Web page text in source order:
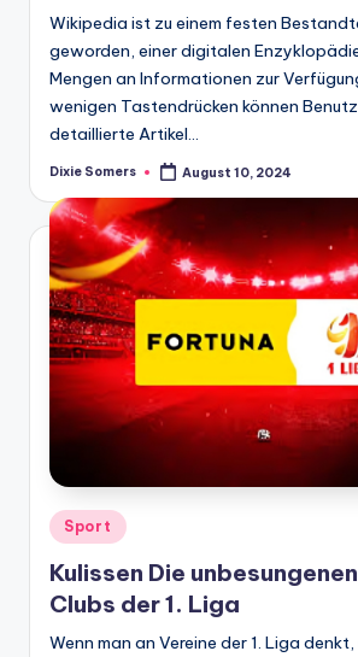
Wikipedia ist zu einem festen
geworden, einer digitalen
Mengen an Informationen zur
wenigen Tastendrücken können
detaillierte Artikel…
Posted
Dixie Somers August 10, 2024
Posted
in
Sport
Kulissen Die
Clubs der 1. Liga
Wenn man an Vereine der 1. Liga